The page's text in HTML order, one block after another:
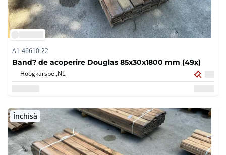
A1-46610-22
Band? de acoperire Douglas 85x30x1800 mm (49x)
Hoogkarspel,NL
Închisă